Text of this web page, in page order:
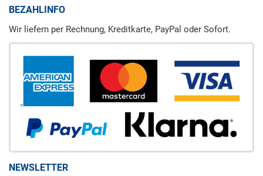
BEZAHLINFO
Wir liefern per Rechnung, Kreditkarte, PayPal oder Sofort.
NEWSLETTER